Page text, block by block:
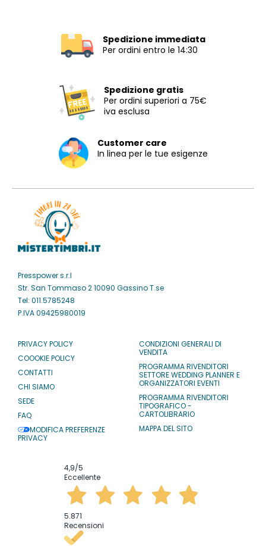
Spedizione immediata
Per ordini entro le 14:30
Spedizione gratis
Per ordini superiori a 75€
iva esclusa
Customer care
In linea per le tue esigenze
Presspower s.r.l
Str. San Tommaso 2 10090 Gassino T.se
Tel: 011.5785248
P.IVA 09425980019
PRIVACY POLICY
COOOKIE POLICY
CONTATTI
CHI SIAMO
SEDE
FAQ
MODIFICA PREFERENZE
PRIVACY
CONDIZIONI GENERALI DI
VENDITA
PROGRAMMA RIVENDITORI
SETTORE WEDDING PLANNER E
ORGANIZZATORI EVENTI
PROGRAMMA RIVENDITORI
TIPOGRAFICO -
CARTOLIBRARIO
MAPPA DEL SITO
4,9/5
Eccellente
5.871
Recensioni